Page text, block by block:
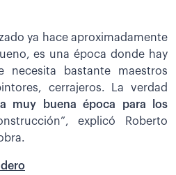
ya hace aproximadamente
es una época donde hay
necesita bastante maestros
cerrajeros. La verdad
muy buena época para los
explicó Roberto